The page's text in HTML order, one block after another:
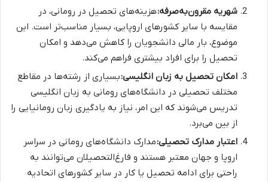
شهریه مقرون‌به‌صرفه:هزینه‌های تحصیل در رومانی، در
مقایسه با سایر کشورهای اروپایی، بسیار مناسب‌تر است. این
موضوع، بار مالی دانشجویان را کاهش می‌دهد و امکان
تحصیل را برای افراد بیشتری فراهم می‌کند.
امکان تحصیل به زبان انگلیسی:بسیاری از رشته‌ها در مقاطع
مختلف تحصیلی در دانشگاه‌های رومانی به زبان انگلیسی
تدریس می‌شوند که این امر، نیاز به یادگیری زبان رومانیایی را
از بین می‌برد.
اعتبار مدارک تحصیلی:مدارک دانشگاه‌های رومانی در سراسر
اروپا و جهان معتبر هستند و فارغ‌التحصیلان می‌توانند به
راحتی برای ادامه تحصیل یا کار در سایر کشورهای اتحادیه